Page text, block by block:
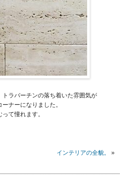
ラバーチンの落ち着いた雰囲気が
ナーになりました。
て憧れます。
インテリアの全貌。 »